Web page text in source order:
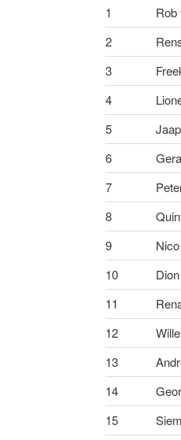
1
Rob
2
3
4
5
6
7
8
9
10
11
12
13
14
15